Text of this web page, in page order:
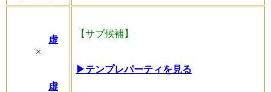
虚
×
虚
【サブ候補】
▶テンプレパーティを見る